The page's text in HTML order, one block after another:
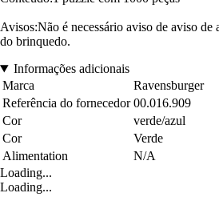
Avisos:Não é necessário aviso de aviso
do brinquedo.
Informações adicionais
Marca
Ravensburger
Referência do fornecedor 00.016.909
Cor
verde/azul
Cor
Verde
Alimentation
N/A
Loading...
Loading...